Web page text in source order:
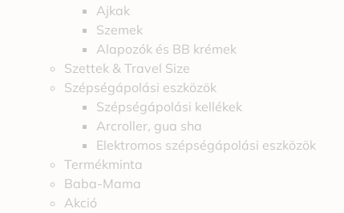
Ajkak
Szemek
Alapozók és BB krémek
Szettek & Travel Size
Szépségápolási eszközök
Szépségápolási kellékek
Arcroller, gua sha
Elektromos szépségápolási eszközök
Termékminta
Baba-Mama
Akció